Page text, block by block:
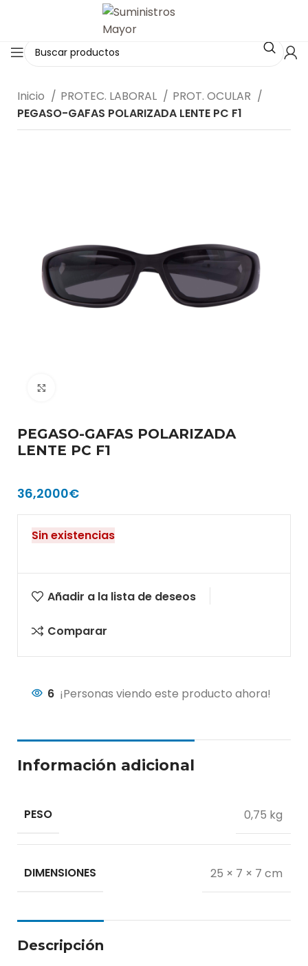
Inicio PROTEC. LABORAL
PROT. OCULAR
PEGASO-GAFAS POLARIZADA LENTE PC F1
PEGASO-GAFAS POLARIZADA
LENTE PC F1
36,2000€
Sin existencias
Añadir a la lista de deseos
Comparar
6 ¡Personas viendo este producto ahora!
Información adicional
PESO 0,75 kg
DIMENSIONES 25 × 7 × 7 cm
Descripción